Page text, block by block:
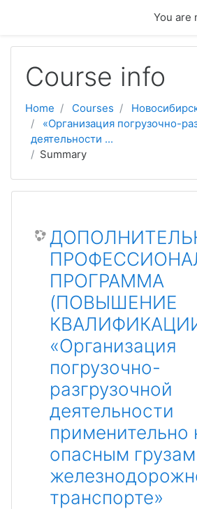
You are
Course info
Home Courses
«Организация погрузочно-
деятельности ...
Summary
ПРОГРАММА
(ПОВЫШЕНИЕ
«Организация
погрузочно-
разгрузочной
деятельности
применительно
опасным
транспорте»